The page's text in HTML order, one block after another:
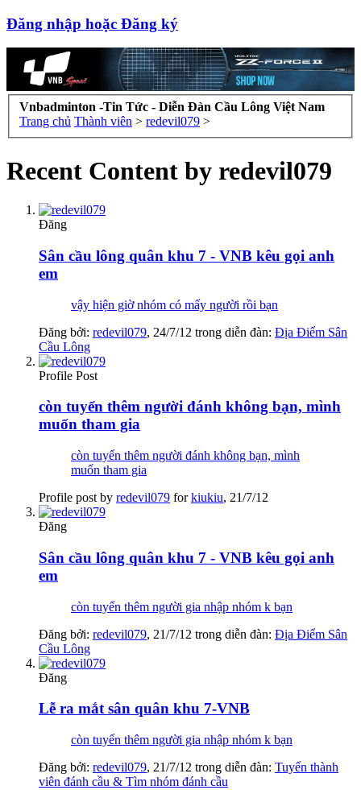
Đăng nhập hoặc Đăng ký
Vnbadminton -Tin Tức - Diễn Đàn Cầu Lông Việt Nam
Trang chủ Thành viên > redevil079 >
Recent Content by redevil079
Đăng
Sân cầu lông quân khu 7 - VNB kêu gọi anh
em
vậy hiện giờ nhóm có mấy người rồi bạn
Đăng bởi: redevil079, 24/7/12 trong diễn đàn: Địa Điểm Sân
Cầu Lông
Profile Post
còn tuyển thêm người đánh không bạn, mình
muốn tham gia
còn tuyển thêm người đánh không bạn, mình
muốn tham gia
Profile post by redevil079 forkiukiu, 21/7/12
Đăng
Sân cầu lông quân khu 7 - VNB kêu gọi anh
em
còn tuyển thêm người gia nhập nhóm k bạn
Đăng bởi: redevil079, 21/7/12 trong diễn đàn: Địa Điểm Sân
Cầu Lông
Đăng
Lễ ra mắt sân quân khu 7-VNB
còn tuyển thêm người gia nhập nhóm k bạn
Đăng bởi: redevil079, 21/7/12 trong diễn đàn: Tuyển thành
viên đánh cầu & Tìm nhóm đánh cầu